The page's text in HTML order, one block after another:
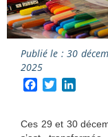
Publié le : 30
2025
Facebook
Twitter
Ces 29 et 30